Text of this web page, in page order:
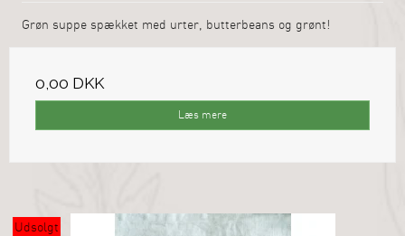
Grøn suppe spækket med urter, butterbeans og grønt!
0,00 DKK
Læs mere
Udsolgt